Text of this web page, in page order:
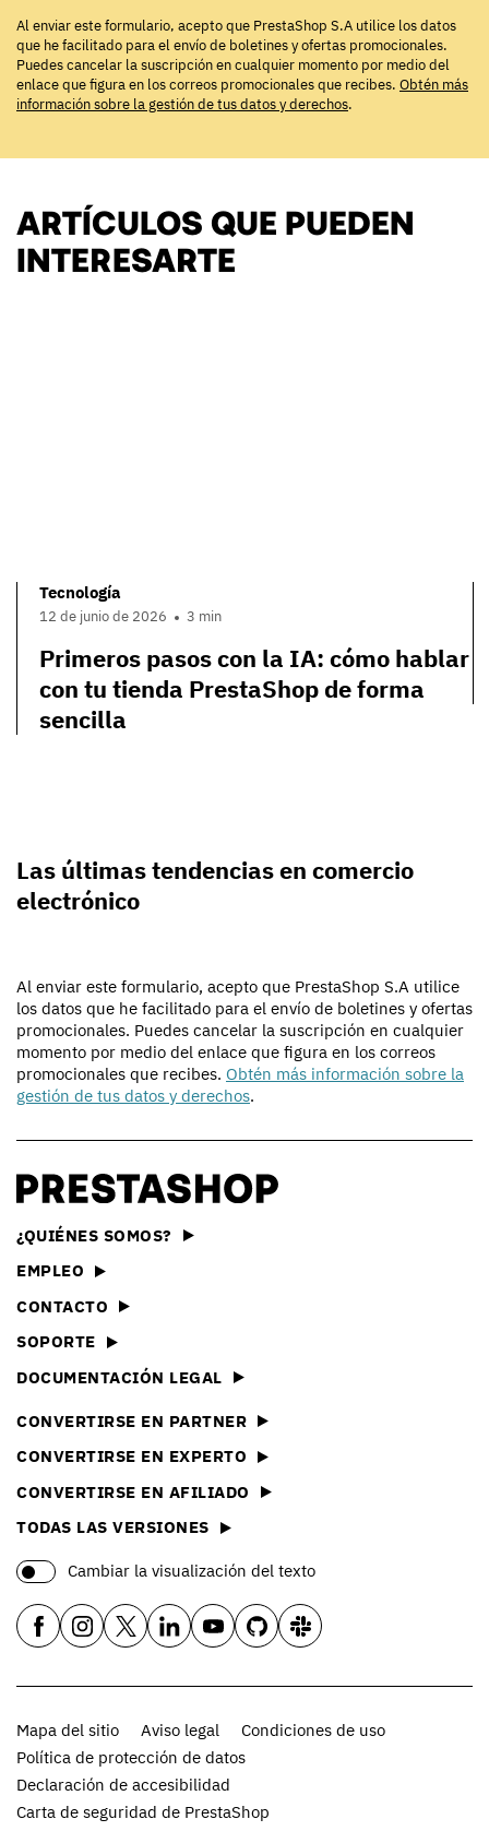
Al enviar este formulario, acepto que PrestaShop S.A utilice los datos
que he facilitado para el envío de boletines y ofertas promocionales.
Puedes cancelar la suscripción en cualquier momento por medio del
enlace que figura en los correos promocionales que recibes. Obtén más
información sobre la gestión de tus datos y derechos.
ARTÍCULOS QUE PUEDEN
INTERESARTE
Tecnología
12 de junio de 2026 3 min
Primeros pasos con la IA: cómo hablar
con tu tienda PrestaShop de forma
sencilla
Las últimas tendencias en comercio
electrónico
Al enviar este formulario, acepto que PrestaShop S.A utilice
los datos que he facilitado para el envío de boletines y ofertas
promocionales. Puedes cancelar la suscripción en cualquier
momento por medio del enlace que figura en los correos
promocionales que recibes. Obtén más información sobre la
gestión de tus datos y derechos.
¿QUIÉNES SOMOS?
EMPLEO
CONTACTO
SOPORTE
DOCUMENTACIÓN LEGAL
CONVERTIRSE EN PARTNER
CONVERTIRSE EN EXPERTO
CONVERTIRSE EN AFILIADO
TODAS LAS VERSIONES
Cambiar la visualización del texto
Mapa del sitio Aviso legal
Condiciones de uso
Política de protección de datos
Declaración de accesibilidad
Carta de seguridad de PrestaShop